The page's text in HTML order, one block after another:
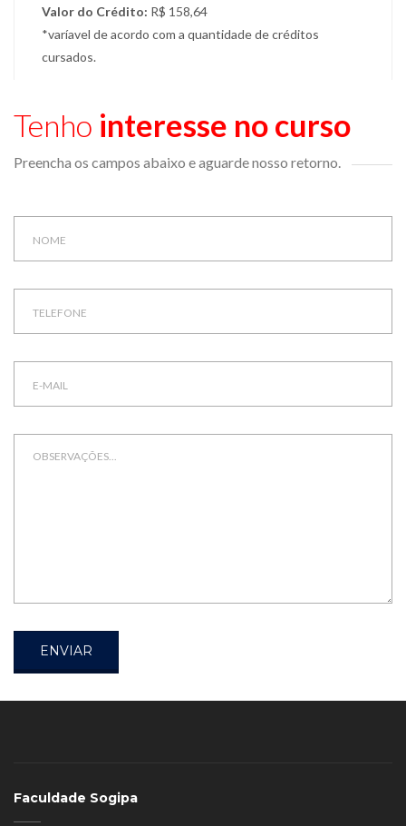
Valor do Crédito: R$ 158,64
*varíavel de acordo com a quantidade de créditos
cursados.
Tenho interesse no curso
Preencha os campos abaixo e aguarde nosso retorno.
ENVIAR
Faculdade Sogipa